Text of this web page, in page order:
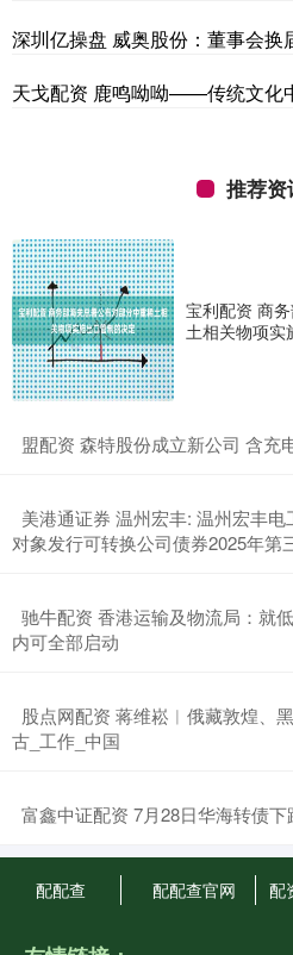
深圳亿操盘 威奥股份：董事会换
天戈配资 鹿鸣呦呦——传统文化
推荐资
宝利配资 商
土相关物项实
盟配资 森特股份成立新公司 含充
美港通证券 温州宏丰: 温州宏丰
对象发行可转换公司债券2025年第
驰牛配资 香港运输及物流局：就
内可全部启动
股点网配资 蒋维崧︱俄藏敦煌、
古_工作_中国
富鑫中证配资 7月28日华海转债
配配查 配配查官网 配